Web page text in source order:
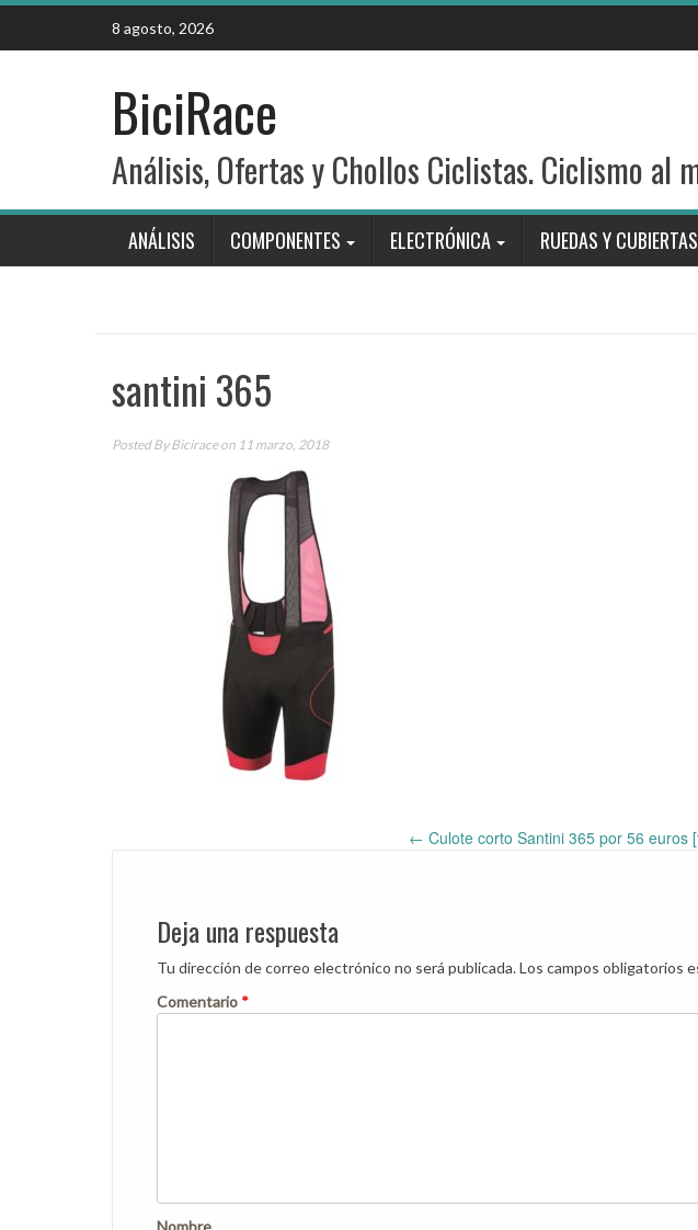
Skip
content
8 agosto, 2026
BiciRace
Análisis, Ofertas y Chollos Ciclistas. Ciclismo al
ANÁLISIS COMPONENTES ELECTRÓNICA RUEDAS Y CUBIERTAS
santini 365
Posted ByBiciraceon 11 marzo, 2018
Post
navigation
← Culote corto Santini 365 por 56 euros
Deja una respuesta
Tu dirección de correo electrónico no será publicada.Los campos obligatorios
Comentario *
Nombre